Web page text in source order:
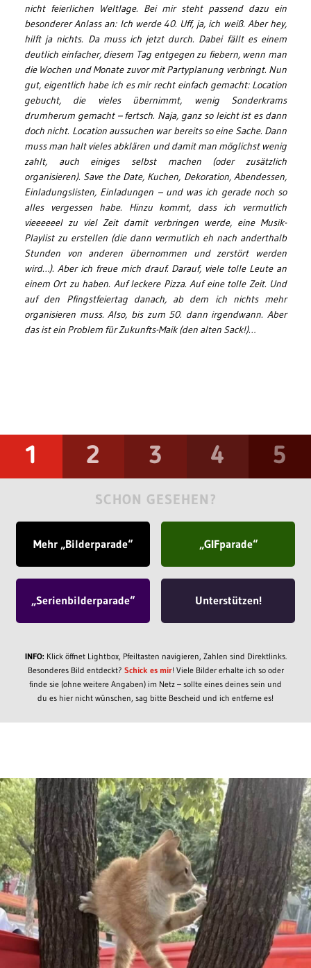
nicht feierlichen Weltlage. Bei mir steht passend dazu ein
besonderer Anlass an: Ich werde 40. Uff, ja, ich weiß. Aber hey,
hilft ja nichts. Da muss ich jetzt durch. Dabei fällt es einem
deutlich einfacher, diesem Tag entgegen zu fiebern, wenn man
die Wochen und Monate zuvor mit Partyplanung verbringt. Nun
gut, eigentlich habe ich es mir recht einfach gemacht: Location
gebucht, die vieles übernimmt, wenig Sonderkrams
drumherum gemacht – fertsch. Naja, ganz so leicht ist es dann
doch nicht. Location aussuchen war bereits so eine Sache. Dann
muss man halt vieles abklären und damit man möglichst wenig
zahlt, auch einiges selbst machen (oder zusätzlich
organisieren). Save the Date, Kuchen, Dekoration, Abendessen,
Einladungslisten, Einladungen – und was ich gerade noch so
alles vergessen habe. Hinzu kommt, dass ich vermutlich
vieeeeeel zu viel Zeit damit verbringen werde, eine Musik-
Playlist zu erstellen (die dann vermutlich eh nach anderthalb
Stunden von anderen übernommen und zerstört werden
wird…). Aber ich freue mich drauf. Darauf, viele tolle Leute an
einem Ort zu haben. Auf leckere Pizza. Auf eine tolle Zeit. Und
auf den Pfingstfeiertag danach, ab dem ich nichts mehr
organisieren muss. Also, bis zum 50. dann irgendwann. Aber
das ist ein Problem für Zukunfts-Maik (den alten Sack!)…
1 2 3 4 5
SCHON GESEHEN?
Mehr „Bilderparade“ „GIFparade“
„Serienbilderparade“ Unterstützen!
INFO: Klick öffnet Lightbox, Pfeiltasten navigieren, Zahlen sind Direktlinks.
Besonderes Bild entdeckt? Schick es mir! Viele Bilder erhalte ich so oder
finde sie (ohne weitere Angaben) im Netz – sollte eines deines sein und
du es hier nicht wünschen, sag bitte Bescheid und ich entferne es!